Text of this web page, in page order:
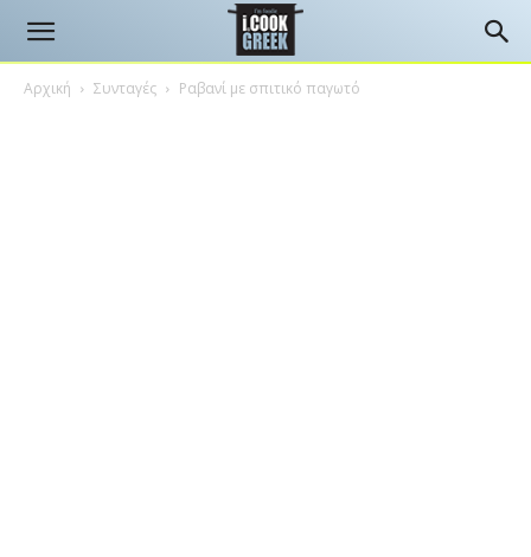
Αρχική Συνταγές Ραβανί με σπιτικό παγωτό